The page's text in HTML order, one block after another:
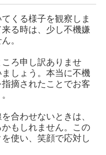
くる様子を観察しま
る時は、少し不機嫌
。
ろ申し訳ありませ
しょう。本当に不機
摘されたことでお客
合わせないときは、
もしれません。この
使い、笑顔で応対し